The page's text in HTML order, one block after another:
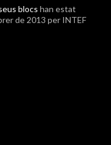
blocs han estat
de 2013 per INTEF